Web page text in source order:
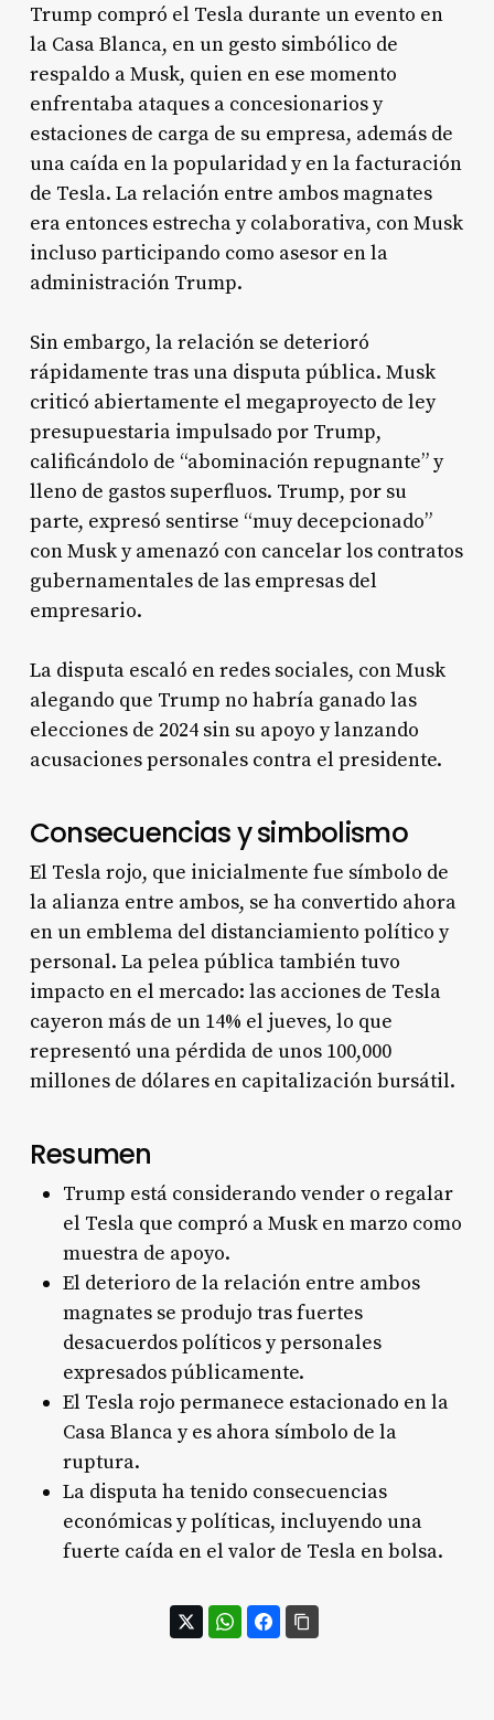
Trump compró el Tesla durante un evento en
la Casa Blanca, en un gesto simbólico de
respaldo a Musk, quien en ese momento
enfrentaba ataques a concesionarios y
estaciones de carga de su empresa, además de
una caída en la popularidad y en la facturación
de Tesla. La relación entre ambos magnates
era entonces estrecha y colaborativa, con Musk
incluso participando como asesor en la
administración Trump.
Sin embargo, la relación se deterioró
rápidamente tras una disputa pública. Musk
criticó abiertamente el megaproyecto de ley
presupuestaria impulsado por Trump,
calificándolo de “abominación repugnante” y
lleno de gastos superfluos. Trump, por su
parte, expresó sentirse “muy decepcionado”
con Musk y amenazó con cancelar los contratos
gubernamentales de las empresas del
empresario.
La disputa escaló en redes sociales, con Musk
alegando que Trump no habría ganado las
elecciones de 2024 sin su apoyo y lanzando
acusaciones personales contra el presidente.
Consecuencias y simbolismo
El Tesla rojo, que inicialmente fue símbolo de
la alianza entre ambos, se ha convertido ahora
en un emblema del distanciamiento político y
personal. La pelea pública también tuvo
impacto en el mercado: las acciones de Tesla
cayeron más de un 14% el jueves, lo que
representó una pérdida de unos 100,000
millones de dólares en capitalización bursátil.
Resumen
Trump está considerando vender o regalar
el Tesla que compró a Musk en marzo como
muestra de apoyo.
El deterioro de la relación entre ambos
magnates se produjo tras fuertes
desacuerdos políticos y personales
expresados públicamente.
El Tesla rojo permanece estacionado en la
Casa Blanca y es ahora símbolo de la
ruptura.
La disputa ha tenido consecuencias
económicas y políticas, incluyendo una
fuerte caída en el valor de Tesla en bolsa.